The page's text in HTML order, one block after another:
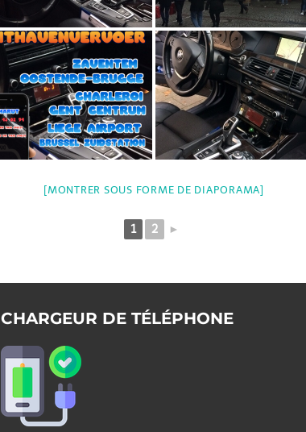
[MONTRER SOUS FORME DE DIAPORAMA]
1 2 ►
CHARGEUR DE TÉLÉPHONE